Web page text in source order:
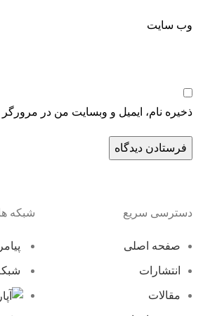
وب‌ سایت
ذخیره نام، ایمیل و وبسایت من در
دسترسی سریع
صفحه اصلی
انتشارات
مقالات
شبکه